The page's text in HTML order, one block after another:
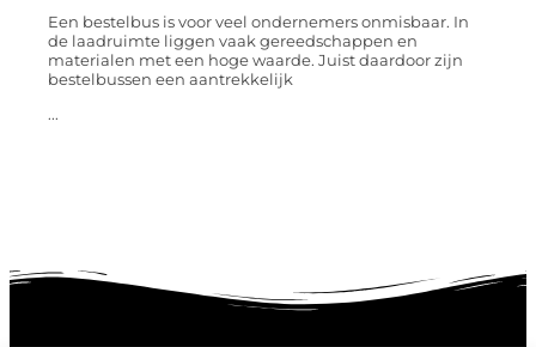
Een bestelbus is voor veel ondernemers onmisbaar. In
de laadruimte liggen vaak gereedschappen en
materialen met een hoge waarde. Juist daardoor zijn
bestelbussen een aantrekkelijk
...